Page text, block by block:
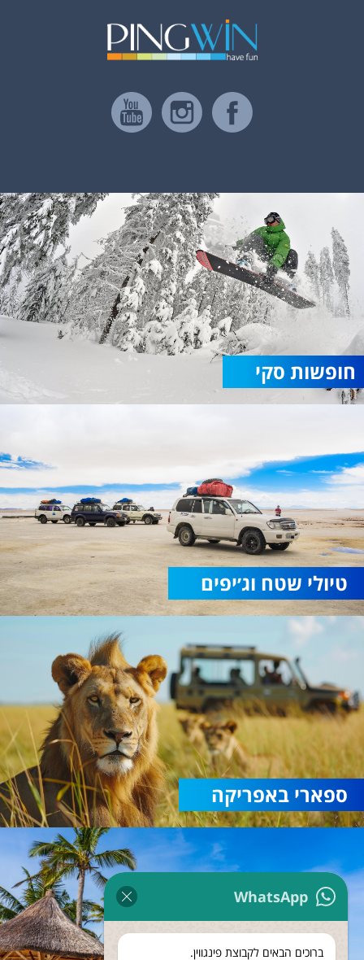
WhatsApp
ברוכים הבאים לקבוצת פינגווין.
חופשות סקי
טיולי שטח וג׳יפים
ספארי באפריקה